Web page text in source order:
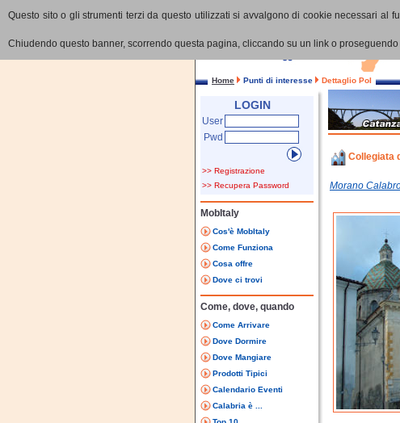
Questo sito o gli strumenti terzi da questo utilizzati si avvalgono di cookie necessari
Chiudendo questo banner, scorrendo questa pagina, cliccando su un link o
Home Punti di interesse Dettaglio PoI
LOGIN
User
Pwd
>> Registrazione
>> Recupera Password
MobItaly
Cos'è MobItaly
Come Funziona
Cosa offre
Dove ci trovi
Come, dove, quando
Come Arrivare
Dove Dormire
Dove Mangiare
Prodotti Tipici
Calendario Eventi
Calabria è ...
Collegiata
Morano